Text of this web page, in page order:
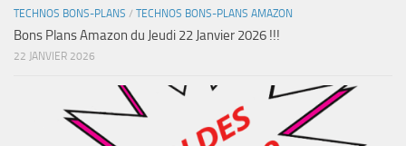
TECHNOS BONS-PLANS / TECHNOS BONS-PLANS AMAZON
Bons Plans Amazon du Jeudi 22 Janvier 2026 !!!
22 JANVIER 2026